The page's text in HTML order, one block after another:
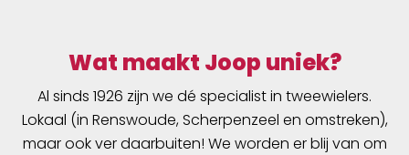
Wat maakt Joop uniek?
Al sinds 1926 zijn we dé specialist in tweewielers.
Lokaal (in Renswoude, Scherpenzeel en omstreken),
maar ook ver daarbuiten! We worden er blij van om